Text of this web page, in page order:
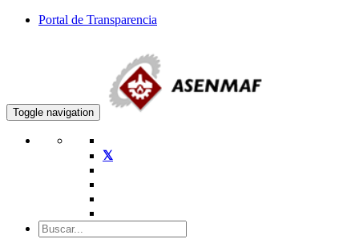
Portal de Transparencia
Toggle navigation